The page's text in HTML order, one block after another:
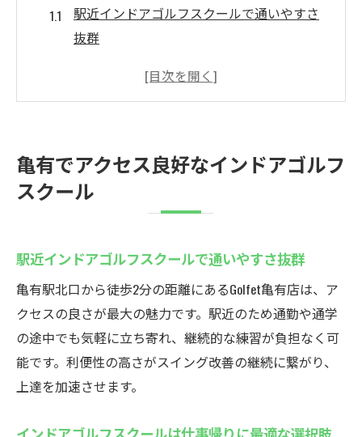
駅近インドアゴルフスクールで通いやすさ
抜群
インドアゴルフスクールは仕事帰りに最適
手軽に始められるインドアゴルフスクール
の魅力
インドアゴルフスクールで快適なレッスン
ゴルフ上達へ導くインドアゴルフスクール
の利便性
初心者必見のゴルフェ亀有店の魅力
初心者も安心できるインドアゴルフスクー
ルの指導力
選ばれる理由
亀有でアクセス良好なインドアゴルフ
スクール
駅近インドアゴルフスクールで通いやすさ抜群
亀有駅北口から徒歩2分の距離にあるGolfet亀有店は、ア
クセスの良さが最大の魅力です。駅近のため通勤や通学
の途中でも気軽に立ち寄れ、継続的な練習が負担なく可
能です。利便性の高さがスイング改善の継続に繋がり、
上達を加速させます。